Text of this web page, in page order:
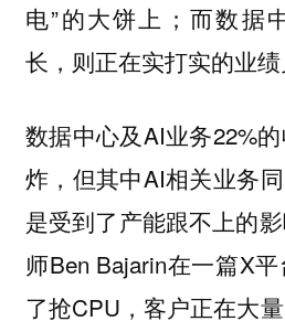
电”的大饼上；而数据
长，则正在实打实的业绩
数据中心及AI业务22%
炸，但其中AI相关业务
是受到了产能跟不上的
师Ben Bajarin在一篇X
了抢CPU，客户正在大